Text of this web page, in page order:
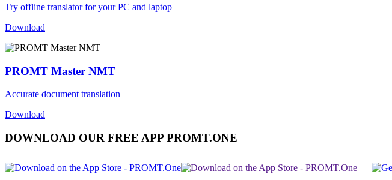
Try offline translator for your PC and laptop
Download
PROMT Master NMT
Accurate document translation
Download
DOWNLOAD OUR FREE APP PROMT.ONE